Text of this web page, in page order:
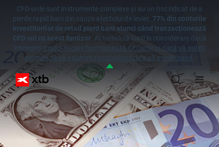
CFD-urile sunt instrumente complexe și au un risc ridicat de a
pierde rapid bani din cauza efectului de levier. 77% din conturile
investitorilor de retail pierd bani atunci când tranzacționează
CFD-uri cu acest furnizor. Ar trebui să luați în considerare dacă
înțelegeți modul în care funcționează CFDurile și dacă vă puteți
permite să vă asumați riscul ridicat de a vă pierde banii.